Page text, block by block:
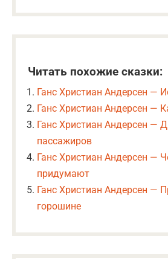
Читать похожие сказки:
Ганс Христиан Андерсен —
Ганс Христиан Андерсен —
Ганс Христиан Андерсен —
пассажиров
Ганс Христиан Андерсен —
придумают
Ганс Христиан Андерсен —
горошине